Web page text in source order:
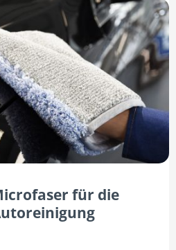
für die